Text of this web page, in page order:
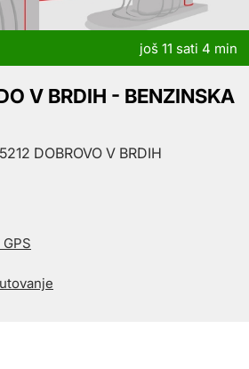
još 11 sati 4 min
V BRDIH - BENZINSKA
DOBROVO V BRDIH